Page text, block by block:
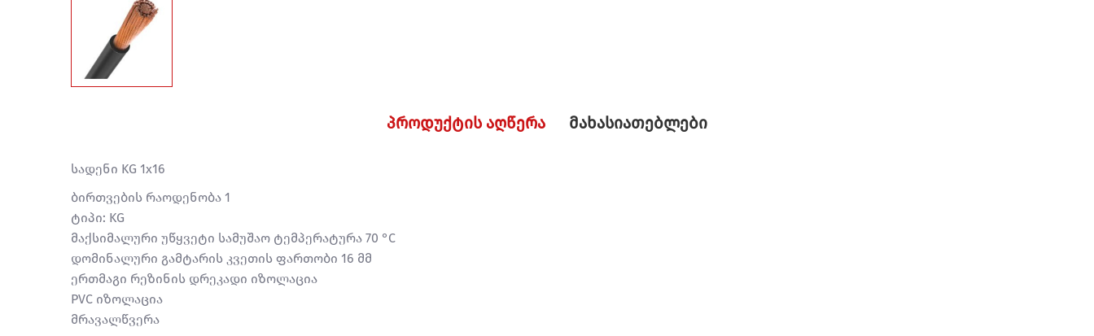
პროდუქტის აღწერა მახასიათებლები
სადენი KG 1x16
ბირთვების რაოდენობა 1
ტიპი: KG
მაქსიმალური უწყვეტი სამუშაო ტემპერატურა 70 °C
დომინალური გამტარის კვეთის ფართობი 16 მმ
ერთმაგი რეზინის დრეკადი იზოლაცია
PVC იზოლაცია
მრავალწვერა